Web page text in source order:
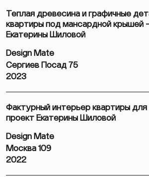
Теплая древесина и графичные
квартиры под мансардной крышей
Екатерины Шиловой
Design Mate
Сергиев Посад 75
2023
Фактурный интерьер квартиры
проект Екатерины Шиловой
Design Mate
Москва 109
2022